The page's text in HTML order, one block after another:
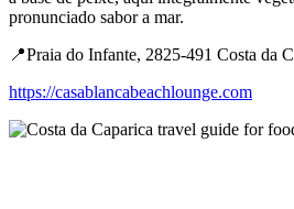
pronunciado sabor a mar.
📍Praia do Infante, 2825-491 Costa da
https://casablancabeachlounge.com